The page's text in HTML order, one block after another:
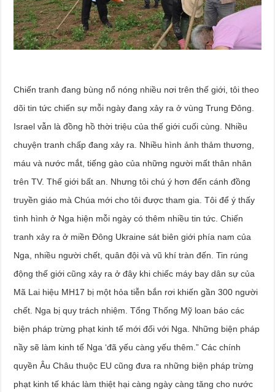
Chiến tranh đang bùng nổ nóng nhiều nơi trên thế giới, tôi theo
dõi tin tức chiến sự mỗi ngày đang xảy ra ở vùng Trung Đông.
Israel vẫn là đồng hồ thời triệu của thế giới cuối cùng. Nhiều
chuyện tranh chấp đang xảy ra. Nhiều hình ảnh thảm thương,
máu và nước mắt, tiếng gào của những người mất thân nhân
trên TV. Thế giới bất an. Nhưng tôi chú ý hơn đến cánh đồng
truyền giáo mà Chúa mới cho tôi được tham gia. Tôi để ý thấy
tình hình ở Nga hiện mỗi ngày có thêm nhiều tin tức. Chiến
tranh xảy ra ở miền Đông Ukraine sát biên giới phía nam của
Nga, nhiều người chết, quân đội và vũ khí tràn đến. Tin rúng
động thế giới cũng xảy ra ở đây khi chiếc máy bay dân sự của
Mã Lai hiệu MH17 bị một hỏa tiễn bắn rơi khiến gần 300 người
chết. Nga bị quy trách nhiệm. Tổng Thống Mỹ loan báo các
biện pháp trừng phạt kinh tế mới đối với Nga. Những biện pháp
nầy sẽ làm kinh tế Nga ‘đã yếu càng yếu thêm.” Các chính
quyền Âu Châu thuộc EU cũng đưa ra những biện pháp trừng
phạt kinh tế khác làm thiệt hại càng ngày càng tăng cho nước